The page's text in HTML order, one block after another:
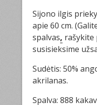
Sijono ilgis
apie 60 cm.
spalvas, rašykite
susisieksime
Sudėtis: 50%
akrilanas.
Spalva: 888